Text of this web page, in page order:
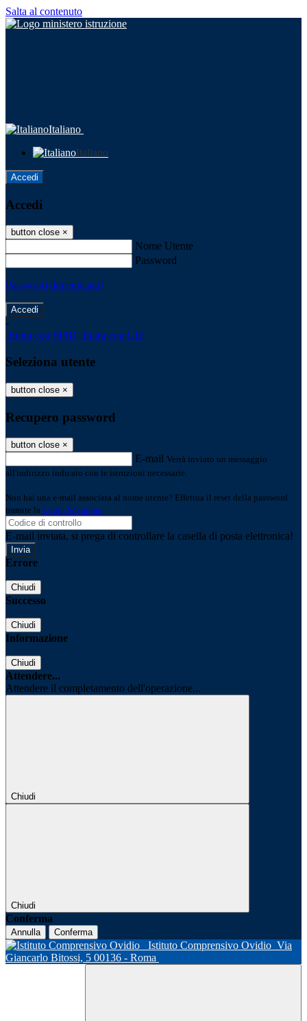
Salta al contenuto
Italiano
Italiano
Accedi
Accedi
button close ×
Nome Utente
Password
Password dimenticata?
-
Entra con SPID Entra con CIE
Seleziona utente
button close ×
Recupero password
button close ×
E-mail Verrà inviato un messaggio
all'indirizzo indicato con le istruzioni necessarie.
Non hai una e-mail associata al nome utente? Effettua il reset della password
tramite la Login Spaggiari
E-mail inviata, si prega di controllare la casella di posta elettronica!
Errore
Chiudi
Successo
Chiudi
Informazione
Chiudi
Attendere...
Attendere il completamento dell'operazione...
Chiudi
Chiudi
Conferma
Annulla Conferma
Istituto Comprensivo Ovidio Via
Giancarlo Bitossi, 5 00136 - Roma